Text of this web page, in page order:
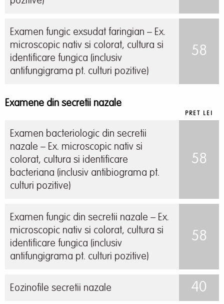
Examen fungic exsudat faringian – Ex.
microscopic nativ si colorat, cultura si
identificare fungica (inclusiv
antifungigrama pt. culturi pozitive)
58
Examene din secretii nazale
PRET LEI
Examen bacteriologic din secretii
nazale – Ex. microscopic nativ si
colorat, cultura si identificare
bacteriana (inclusiv antibiograma pt.
culturi pozitive)
58
Examen fungic din secretii nazale – Ex.
microscopic nativ si colorat, cultura si
identificare fungica (inclusiv
antifungigrama pt. culturi pozitive)
58
Eozinofile secretii nazale 40